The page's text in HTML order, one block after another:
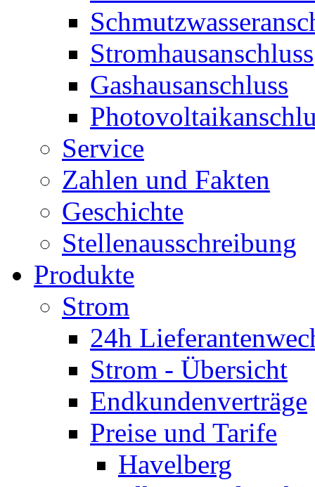
Stromhausanschluss
Gashausanschluss
Service
Zahlen und Fakten
Geschichte
Stellenausschreibung
Produkte
Strom
24h
Strom - Übersicht
Endkundenverträge
Preise und Tarife
Havelberg